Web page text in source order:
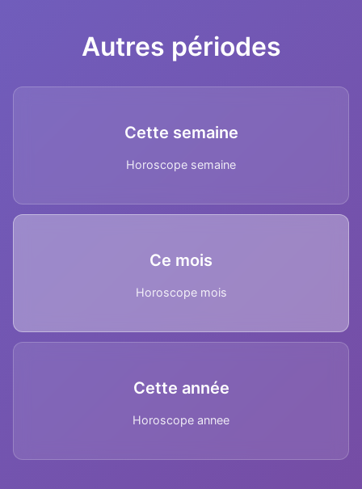
Autres périodes
Cette semaine
Horoscope semaine
Ce mois
Horoscope mois
Cette année
Horoscope annee